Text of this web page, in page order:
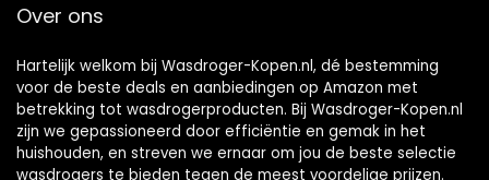
Over ons
Hartelijk welkom bij Wasdroger-Kopen.nl, dé bestemming
voor de beste deals en aanbiedingen op Amazon met
betrekking tot wasdrogerproducten. Bij Wasdroger-Kopen.nl
zijn we gepassioneerd door efficiëntie en gemak in het
huishouden, en streven we ernaar om jou de beste selectie
wasdrogers te bieden tegen de meest voordelige prijzen.